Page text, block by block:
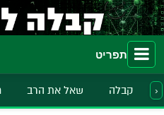
תפריט
קבלה שאל את הרב ›